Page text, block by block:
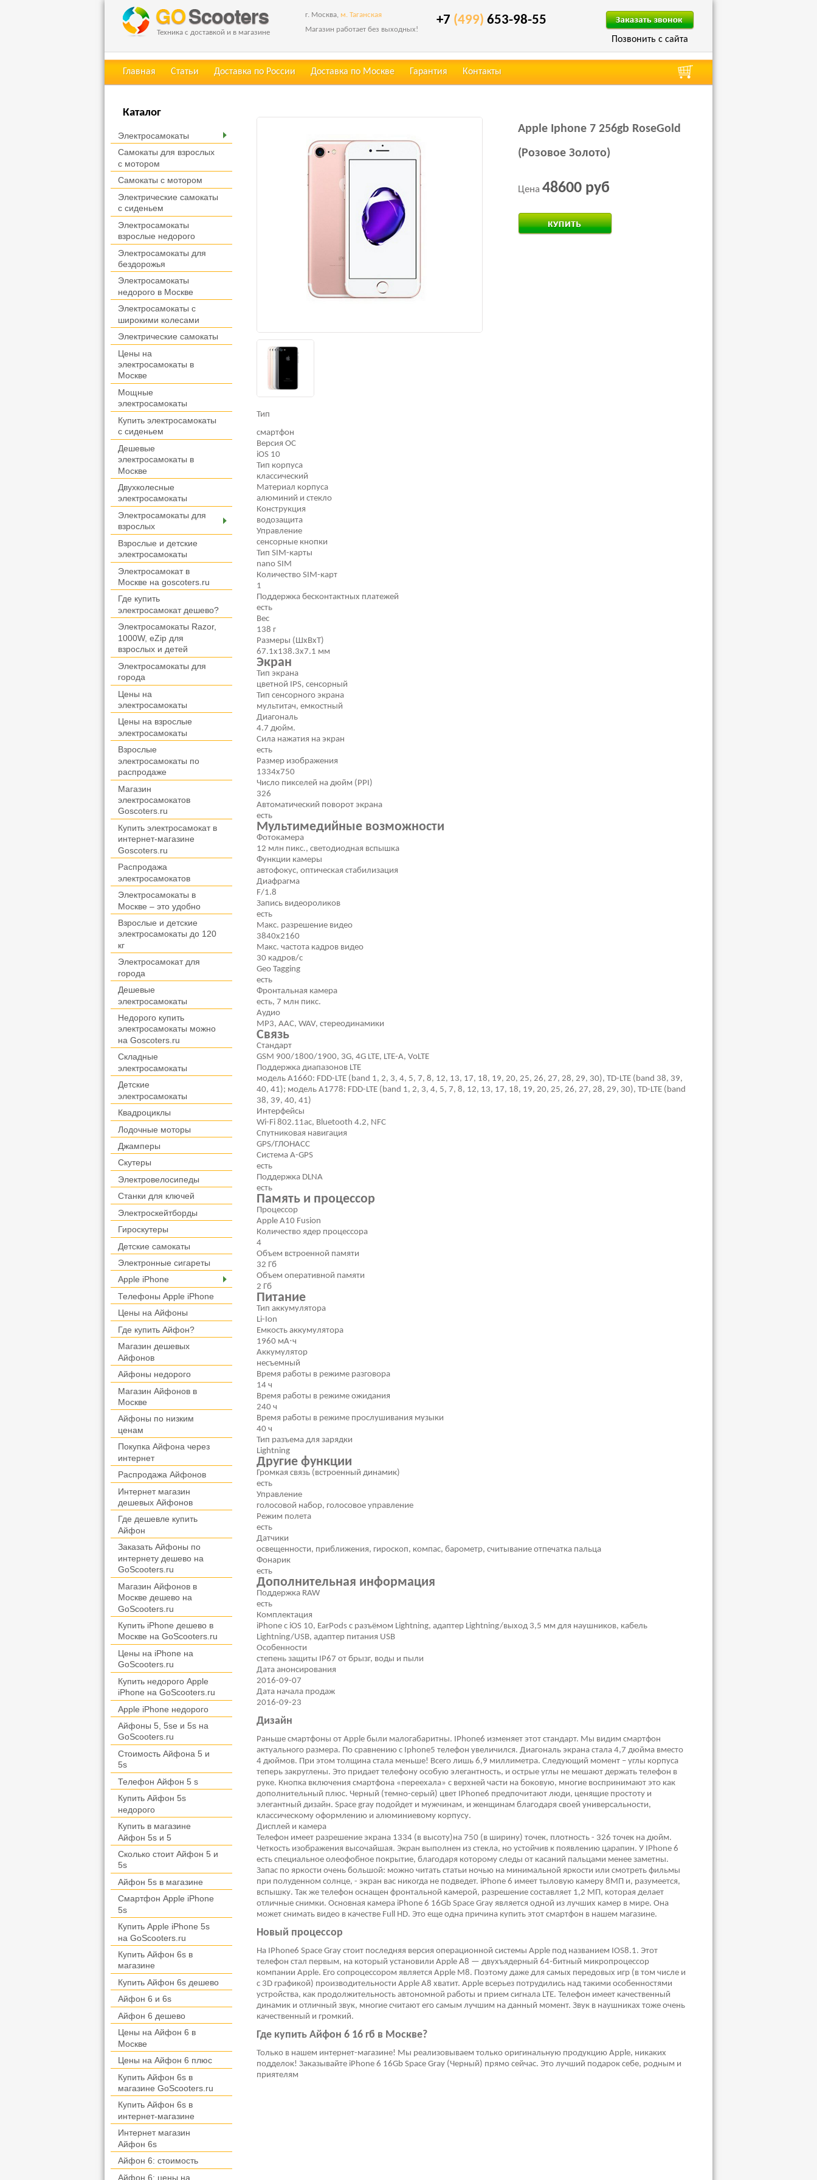
Техника с доставкой и в магазине
Позвонить с сайта
г. Москва, м. Таганская
Магазин работает без выходных!
+7 (499) 653-98-55
Главная Статьи Доставка по России Доставка по Москве Гарантия Контакты
Каталог
Электросамокаты
Самокаты для взрослых
с мотором
Самокаты с мотором
Электрические самокаты
с сиденьем
Электросамокаты
взрослые недорого
Электросамокаты для
бездорожья
Электросамокаты
недорого в Москве
Электросамокаты с
широкими колесами
Электрические самокаты
Цены на
электросамокаты в
Москве
Мощные
электросамокаты
Купить электросамокаты
с сиденьем
Дешевые
электросамокаты в
Москве
Двухколесные
электросамокаты
Электросамокаты для
взрослых
Взрослые и детские
электросамокаты
Электросамокат в
Москве на goscoters.ru
Где купить
электросамокат дешево?
Электросамокаты Razor,
1000W, eZip для
взрослых и детей
Электросамокаты для
города
Цены на
электросамокаты
Цены на взрослые
электросамокаты
Взрослые
электросамокаты по
распродаже
Магазин
электросамокатов
Goscoters.ru
Купить электросамокат в
интернет-магазине
Goscoters.ru
Распродажа
электросамокатов
Электросамокаты в
Москве – это удобно
Взрослые и детские
электросамокаты до 120
кг
Электросамокат для
города
Дешевые
электросамокаты
Недорого купить
электросамокаты можно
на Goscoters.ru
Складные
электросамокаты
Детские
электросамокаты
Квадроциклы
Лодочные моторы
Джамперы
Скутеры
Электровелосипеды
Станки для ключей
Электроскейтборды
Гироскутеры
Детские самокаты
Электронные сигареты
Apple iPhone
Телефоны Apple iPhone
Цены на Айфоны
Где купить Айфон?
Магазин дешевых
Айфонов
Айфоны недорого
Магазин Айфонов в
Москве
Айфоны по низким
ценам
Покупка Айфона через
интернет
Распродажа Айфонов
Интернет магазин
дешевых Айфонов
Где дешевле купить
Айфон
Заказать Айфоны по
интернету дешево на
GoScooters.ru
Магазин Айфонов в
Москве дешево на
GoScooters.ru
Купить iPhone дешево в
Москвe на GoScooters.ru
Цены на iPhone на
GoScooters.ru
Купить недорого Apple
iPhone на GoScooters.ru
Apple iPhone недорого
Айфоны 5, 5se и 5s на
GoScooters.ru
Стоимость Айфона 5 и
5s
Телефон Айфон 5 s
Купить Айфон 5s
недорого
Купить в магазине
Айфон 5s и 5
Сколько стоит Айфон 5 и
5s
Айфон 5s в магазине
Смартфон Apple iPhone
5s
Купить Apple iPhone 5s
на GoScooters.ru
Купить Айфон 6s в
магазине
Купить Айфон 6s дешево
Айфон 6 и 6s
Айфон 6 дешево
Цены на Айфон 6 в
Москве
Цены на Айфон 6 плюс
Купить Айфон 6s в
магазине GoScooters.ru
Купить Айфон 6s в
интернет-магазине
Интернет магазин
Айфон 6s
Айфон 6: стоимость
Айфон 6: цены на
Apple Iphone 7 256gb RoseGold
(Розовое Золото)
Цена 48600 руб
Купить за 1 клик
Тип
смартфон
Версия ОС
iOS 10
Тип корпуса
классический
Материал корпуса
алюминий и стекло
Конструкция
водозащита
Управление
сенсорные кнопки
Тип SIM-карты
nano SIM
Количество SIM-карт
1
Поддержка бесконтактных платежей
есть
Вес
138 г
Размеры (ШxВxТ)
67.1x138.3x7.1 мм
Экран
Тип экрана
цветной IPS, сенсорный
Тип сенсорного экрана
мультитач, емкостный
Диагональ
4.7 дюйм.
Сила нажатия на экран
есть
Размер изображения
1334x750
Число пикселей на дюйм (PPI)
326
Автоматический поворот экрана
есть
Мультимедийные возможности
Фотокамера
12 млн пикс., светодиодная вспышка
Функции камеры
автофокус, оптическая стабилизация
Диафрагма
F/1.8
Запись видеороликов
есть
Макс. разрешение видео
3840x2160
Макс. частота кадров видео
30 кадров/с
Geo Tagging
есть
Фронтальная камера
есть, 7 млн пикс.
Аудио
MP3, AAC, WAV, стереодинамики
Связь
Стандарт
GSM 900/1800/1900, 3G, 4G LTE, LTE-A, VoLTE
Поддержка диапазонов LTE
модель A1660: FDD-LTE (band 1, 2, 3, 4, 5, 7, 8, 12, 13, 17, 18, 19, 20, 25, 26, 27, 28, 29, 30), TD-LTE (band 38, 39,
40, 41); модель A1778: FDD-LTE (band 1, 2, 3, 4, 5, 7, 8, 12, 13, 17, 18, 19, 20, 25, 26, 27, 28, 29, 30), TD-LTE (band
38, 39, 40, 41)
Интерфейсы
Wi-Fi 802.11ac, Bluetooth 4.2, NFC
Спутниковая навигация
GPS/ГЛОНАСС
Cистема A-GPS
есть
Поддержка DLNA
есть
Память и процессор
Процессор
Apple A10 Fusion
Количество ядер процессора
4
Объем встроенной памяти
32 Гб
Объем оперативной памяти
2 Гб
Питание
Тип аккумулятора
Li-Ion
Емкость аккумулятора
1960 мА⋅ч
Аккумулятор
несъемный
Время работы в режиме разговора
14 ч
Время работы в режиме ожидания
240 ч
Время работы в режиме прослушивания музыки
40 ч
Тип разъема для зарядки
Lightning
Другие функции
Громкая связь (встроенный динамик)
есть
Управление
голосовой набор, голосовое управление
Режим полета
есть
Датчики
освещенности, приближения, гироскоп, компас, барометр, считывание отпечатка пальца
Фонарик
есть
Дополнительная информация
Поддержка RAW
есть
Комплектация
iPhone с iOS 10, EarPods с разъёмом Lightning, адаптер Lightning/выход 3,5 мм для наушников, кабель
Lightning/USB, адаптер питания USB
Особенности
степень защиты IP67 от брызг, воды и пыли
Дата анонсирования
2016-09-07
Дата начала продаж
2016-09-23
Дизайн
Раньше смартфоны от Apple были малогабаритны. IPhone6 изменяет этот стандарт. Мы видим смартфон
актуального размера. По сравнению с Iphone5 телефон увеличился. Диагональ экрана стала 4,7 дюйма вместо
4 дюймов. При этом толщина стала меньше! Всего лишь 6,9 миллиметра. Следующий момент – углы корпуса
теперь закруглены. Это придает телефону особую элегантность, и острые углы не мешают держать телефон в
руке. Кнопка включения смартфона «переехала» с верхней части на боковую, многие воспринимают это как
дополнительный плюс. Черный (темно-серый) цвет IPhone6 предпочитают люди, ценящие простоту и
элегантный дизайн. Space gray подойдет и мужчинам, и женщинам благодаря своей универсальности,
классическому оформлению и алюминиевому корпусу.
Дисплей и камера
Телефон имеет разрешение экрана 1334 (в высоту)на 750 (в ширину) точек, плотность - 326 точек на дюйм.
Четкость изображения высочайшая. Экран выполнен из стекла, но устойчив к появлению царапин. У IPhone 6
есть специальное олеофобное покрытие, благодаря которому следы от касаний пальцами менее заметны.
Запас по яркости очень большой: можно читать статьи ночью на минимальной яркости или смотреть фильмы
при полуденном солнце, - экран вас никогда не подведет. iPhone 6 имеет тыловую камеру 8МП и, разумеется,
вспышку. Так же телефон оснащен фронтальной камерой, разрешение составляет 1,2 МП, которая делает
отличные снимки. Основная камера iPhone 6 16Gb Space Gray является одной из лучших камер в мире. Она
может снимать видео в качестве Full HD. Это еще одна причина купить этот смартфон в нашем магазине.
Новый процессор
На IPhone6 Space Gray стоит последняя версия операционной системы Apple под названием IOS8.1. Этот
телефон стал первым, на который установили Apple A8 — двухъядерный 64-битный микропроцессор
компании Apple. Его сопроцессором является Apple M8. Поэтому даже для самых передовых игр (в том числе и
с 3D графикой) производительности Apple A8 хватит. Apple всерьез потрудились над такими особенностями
устройства, как продолжительность автономной работы и прием сигнала LTE. Телефон имеет качественный
динамик и отличный звук, многие считают его самым лучшим на данный момент. Звук в наушниках тоже очень
качественный и громкий.
Где купить Айфон 6 16 гб в Москве?
Только в нашем интернет-магазине! Мы реализовываем только оригинальную продукцию Apple, никаких
подделок! Заказывайте iPhone 6 16Gb Space Gray (Черный) прямо сейчас. Это лучший подарок себе, родным и
приятелям